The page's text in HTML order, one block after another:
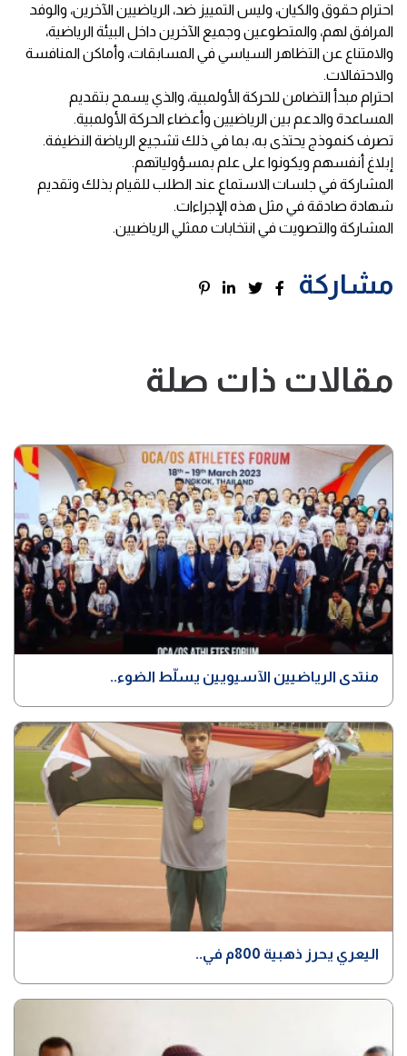
احترام حقوق والكيان، وليس التمييز ضد، الرياضيين الآخرين، والوفد
المرافق لهم، والمتطوعين وجميع الآخرين داخل البيئة الرياضية،
والامتناع عن التظاهر السياسي في المسابقات، وأماكن المنافسة
والاحتفالات.
احترام مبدأ التضامن للحركة الأولمبية، والذي يسمح بتقديم
المساعدة والدعم بين الرياضيين وأعضاء الحركة الأولمبية.
تصرف كنموذج يحتذى ­به، بما في ذلك تشجيع الرياضة النظيفة.
إبلاغ أنفسهم ويكونوا على علم بمسؤولياتهم.
المشاركة في جلسات الاستماع عند الطلب للقيام بذلك وتقديم
شهادة صادقة في مثل هذه الإجراءات.
المشاركة والتصويت في انتخابات ممثلي الرياضيين.
مشاركة
مقالات ذات صلة
منتدى الرياضيين الآسيويين يسلّط الضوء..
اليعري يحرز ذهبية 800م في..